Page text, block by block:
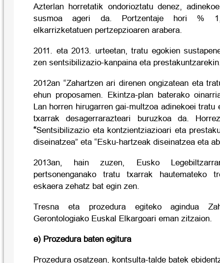
Azterlan horretatik ondorioztatu denez,
susmoa ageri da. Portzentaje hori %
elkarrizketatuen pertzepzioaren arabera.
2011. eta 2013. urteetan,tratu egokien
zen sentsibilizazio-kanpaina eta
2012an “Zahartzen ari direnen ongizatean eta
ehun proposamen. Ekintza-plan baterako
Lan horren hirugarren gai-multzoa adinekoei tratu
txarrak desagerrarazteari buruzkoa da.
“Sentsibilizazio eta kontzientziazioari eta
diseinatzea” eta “Esku-hartzeak diseinatzea eta
2013an, hain zuzen, Eusko
pertsonenganako tratu txarrak hautemateko
eskaera zehatz bat egin zen.
Tresna eta prozedura egiteko agindua
Gerontologiako Euskal Elkargoari eman zitzaion.
e) Prozedura baten egitura
Prozedura osatzean, kontsulta-talde batek